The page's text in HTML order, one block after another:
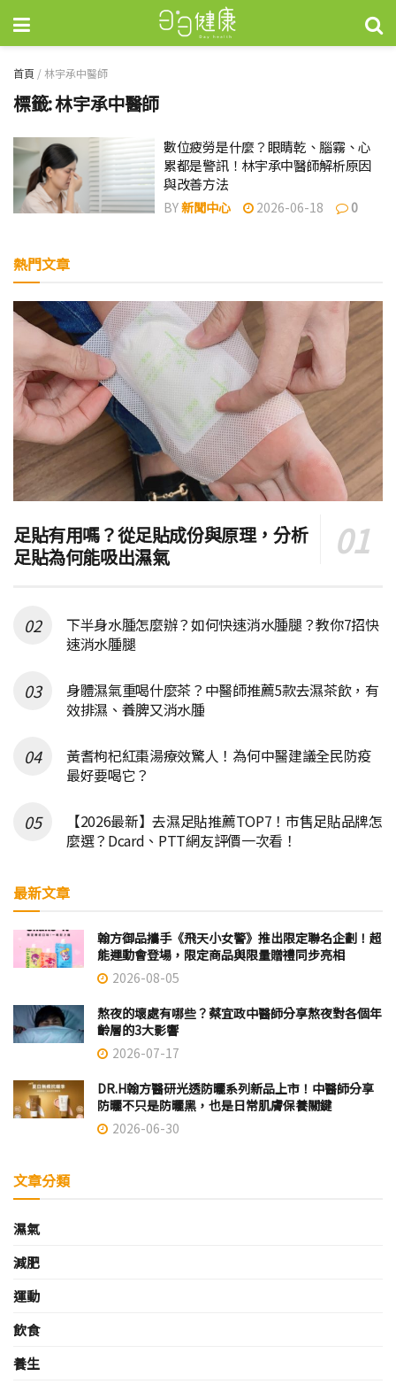
首頁 /林宇承中醫師
標籤:林宇承中醫師
數位疲勞是什麼？眼睛乾、腦霧、心
累都是警訊！林宇承中醫師解析原因
與改善方法
BY新聞中心 2026-06-18 0
熱門文章
足貼有用嗎？從足貼成份與原理，分析
足貼為何能吸出濕氣
下半身水腫怎麼辦？如何快速消水腫腿？教你7招快
速消水腫腿
身體濕氣重喝什麼茶？中醫師推薦5款去濕茶飲，有
效排濕、養脾又消水腫
黃耆枸杞紅棗湯療效驚人！為何中醫建議全民防疫
最好要喝它？
【2026最新】去濕足貼推薦TOP7！市售足貼品牌怎
麼選？Dcard、PTT網友評價一次看！
最新文章
翰方御品攜手《飛天小女警》推出限定聯名企劃！超
能運動會登場，限定商品與限量贈禮同步亮相
2026-08-05
熬夜的壞處有哪些？蔡宜政中醫師分享熬夜對各個年
齡層的3大影響
2026-07-17
DR.H翰方醫研光透防曬系列新品上市！中醫師分享
防曬不只是防曬黑，也是日常肌膚保養關鍵
2026-06-30
文章分類
濕氣
減肥
運動
飲食
養生